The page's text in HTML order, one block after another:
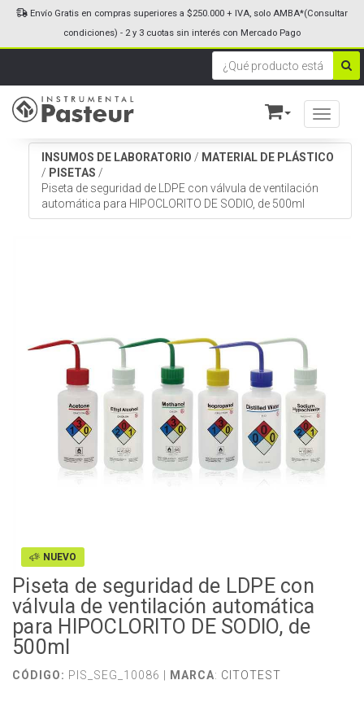
Toggle
Envío Gratis en compras superiores a $250.000 + IVA, solo AMBA*(Consultar
condiciones) - 2 y 3 cuotas sin interés con Mercado Pago
INSUMOS DE LABORATORIO / MATERIAL DE PLÁSTICO
/ PISETAS /
Piseta de seguridad de LDPE con válvula de ventilación
automática para HIPOCLORITO DE SODIO, de 500ml
NUEVO
Piseta de seguridad de LDPE con
válvula de ventilación automática
para HIPOCLORITO DE SODIO, de
500ml
CÓDIGO: PIS_SEG_10086 | MARCA: CITOTEST